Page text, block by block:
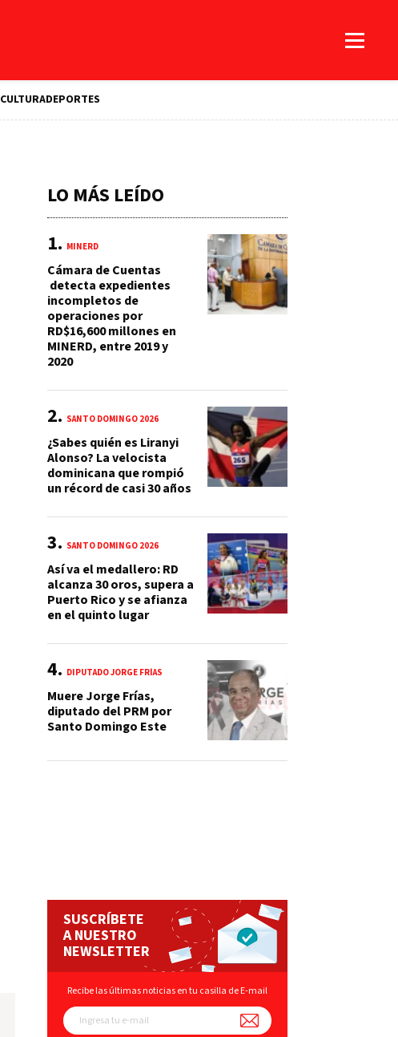
CULTURADEPORTES
LO MÁS LEÍDO
MINERD
Cámara de Cuentas
detecta expedientes
incompletos de
operaciones por
RD$16,600 millones en
MINERD, entre 2019 y
2020
SANTO DOMINGO 2026
¿Sabes quién es Liranyi
Alonso? La velocista
dominicana que rompió
un récord de casi 30 años
SANTO DOMINGO 2026
Así va el medallero: RD
alcanza 30 oros, supera a
Puerto Rico y se afianza
en el quinto lugar
DIPUTADO JORGE FRÍAS
Muere Jorge Frías,
diputado del PRM por
Santo Domingo Este
SUSCRÍBETE
A NUESTRO
NEWSLETTER
Recibe las últimas noticias en tu casilla de E-mail